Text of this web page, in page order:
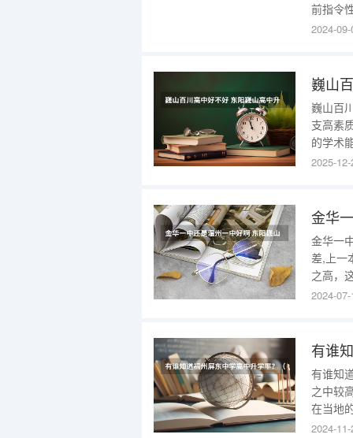
前指令
发布的
2024-
巍山
巍山百
支高素
的学术
理严格
2025-
金华
金华一
差,上一
之高，
率再创
2024-
有谁知
之中较
在当地
介绍具
2024-